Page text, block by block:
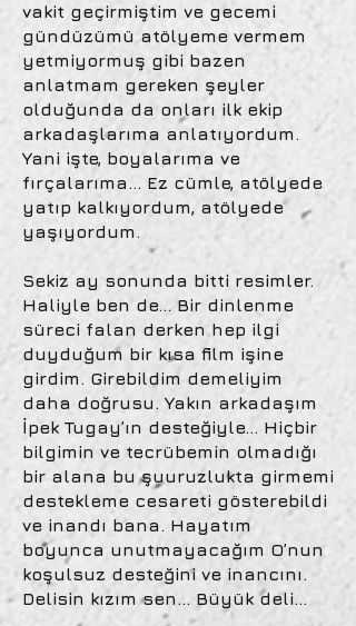
vakit geçirmiştim ve gecemi
gündüzümü atölyeme vermem
yetmiyormuş gibi bazen
anlatmam gereken şeyler
olduğunda da onları ilk ekip
arkadaşlarıma anlatıyordum.
Yani işte, boyalarıma ve
fırçalarıma… Ez cümle, atölyede
yatıp kalkıyordum, atölyede
yaşıyordum.
Sekiz ay sonunda bitti resimler.
Haliyle ben de… Bir dinlenme
süreci falan derken hep ilgi
duyduğum bir kısa film işine
girdim. Girebildim demeliyim
daha doğrusu. Yakın arkadaşım
İpek Tugay’ın desteğiyle… Hiçbir
bilgimin ve tecrübemin olmadığı
bir alana bu şuuruzlukta girmemi
destekleme cesareti gösterebildi
ve inandı bana. Hayatım
boyunca unutmayacağım O’nun
koşulsuz desteğini ve inancını.
Delisin kızım sen… Büyük deli…